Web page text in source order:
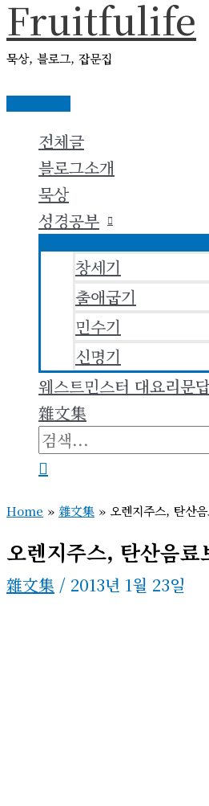
콘
텐
츠
로
Fruitfulife
묵상, 블로그, 잡문집
메
메
뉴
전체글
블로그소개
묵상
성경공부
창세기
출애굽기
민수기
신명기
웨스트민스터 대요리문
雜文集
검
색
상
Home » 雜文集 » 오렌지주스, 탄산
오렌지주스, 탄산음료
雜文集 / 2013년 1월 23일